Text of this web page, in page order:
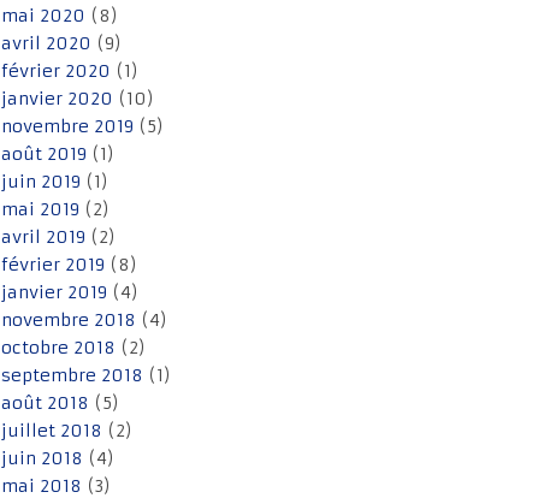
mai 2020 (8)
avril 2020 (9)
février 2020 (1)
janvier 2020 (10)
novembre 2019 (5)
août 2019 (1)
juin 2019 (1)
mai 2019 (2)
avril 2019 (2)
février 2019 (8)
janvier 2019 (4)
novembre 2018 (4)
octobre 2018 (2)
septembre 2018 (1)
août 2018 (5)
juillet 2018 (2)
juin 2018 (4)
mai 2018 (3)